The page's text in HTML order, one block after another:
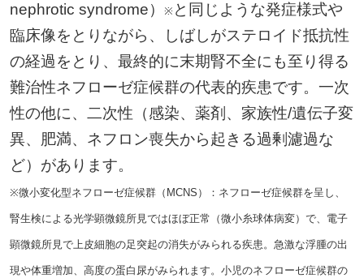
nephrotic syndrome）
※ と同じような発症様式や
臨床像をとりながら、しばしがステロイド抵抗性
の経過をとり、最終的に末期腎不全にも至り得る
難治性ネフローゼ症候群の代表的疾患です。一次
性の他に、二次性（感染、薬剤、家族性/遺伝子変
異、肥満、ネフロン喪失から起きる過剰濾過な
ど）があります。
※微小変化型ネフローゼ症候群（MCNS）：ネフローゼ症候群を呈し、
腎生検による光学顕微鏡所見ではほぼ正常（微小糸球体病変）で、電子
顕微鏡所見で上皮細胞の足突起の消失がみられる疾患。急激な浮腫の出
現や体重増加、高度の蛋白尿がみられます。小児のネフローゼ症候群の